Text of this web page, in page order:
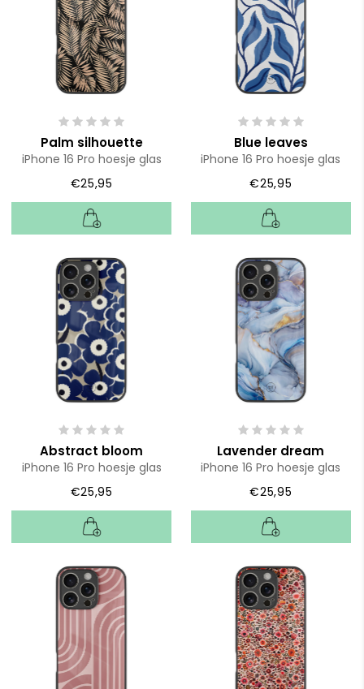
Palm silhouette
iPhone 16 Pro hoesje glas
€25,95
Blue leaves
iPhone 16 Pro hoesje glas
€25,95
Abstract bloom
iPhone 16 Pro hoesje glas
€25,95
Lavender dream
iPhone 16 Pro hoesje glas
€25,95